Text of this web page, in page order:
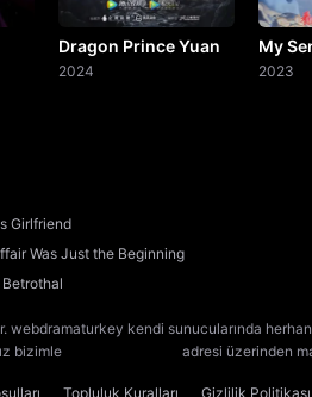
Dragon Prince Yuan
2024
My
Too
2023
Girlfriend
Was Just the Beginning
kendi sunucularında
bizimle
adresi üzerinden
Topluluk Kuralları Gizlilik Politikası